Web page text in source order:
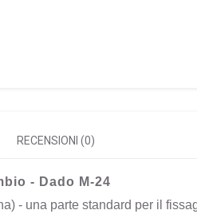
RECENSIONI (0)
- Dado M-24
- una parte standard per il